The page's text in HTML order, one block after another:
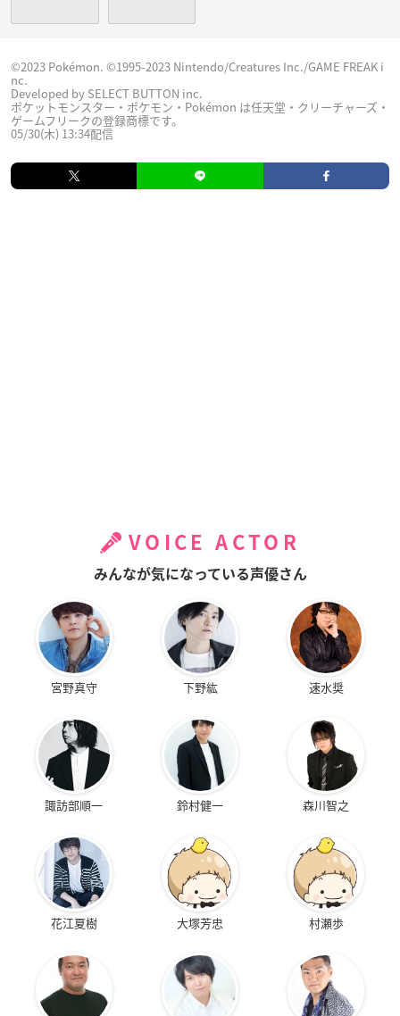
©2023 Pokémon. ©1995-2023 Nintendo/Creatures Inc./GAME FREAK i
nc.
Developed by SELECT BUTTON inc.
ポケットモンスター・ポケモン・Pokémon は任天堂・クリーチャーズ・
ゲームフリークの登録商標です。
05/30(木) 13:34配信
VOICE ACTOR
みんなが気になっている声優さん
宮野真守 下野紘 速水奨
諏訪部順一 鈴村健一 森川智之
花江夏樹 大塚芳忠 村瀬歩